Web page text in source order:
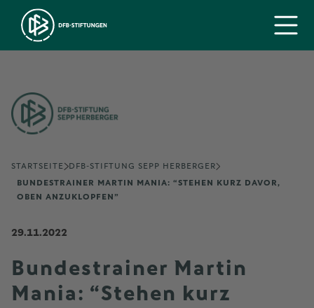
STARTSEITE
DFB-STIFTUNG SEPP HERBERGER
BUNDESTRAINER MARTIN MANIA: “STEHEN KURZ DAVOR,
OBEN ANZUKLOPFEN”
29.11.2022
Bundestrainer Martin
Mania: “Stehen kurz